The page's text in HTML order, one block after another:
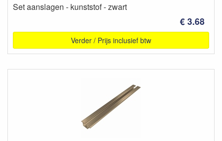
Set aanslagen - kunststof - zwart
€ 3.68
Verder / Prijs inclusief btw